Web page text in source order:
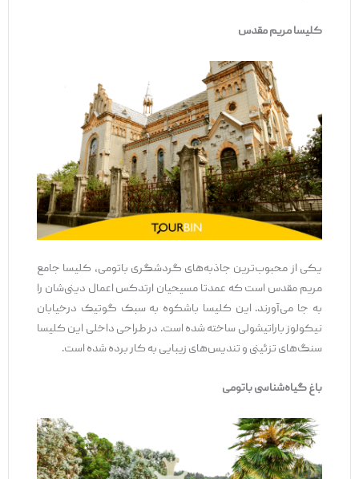
کلیسا مریم مقدس
یکی از محبوب‌ترین جاذبه‌های گردشگری باتومی، کلیسا جامع
مریم مقدس است که عمدتا مسیحیان ارتدکس اعمال دینی‌شان را
به جا می‌آورند. این کلیسا باشکوه به سبک گوتیک درخیابان
نیکولوز باراتیشولی ساخته شده است. در طراحی داخلی این کلیسا
سنگ‌های تزئینی و تندیس‌های زیبایی به کار برده شده است.
باغ گیاه‌شناسی باتومی